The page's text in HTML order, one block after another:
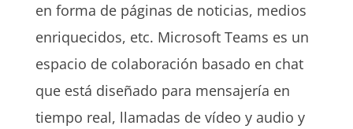
en forma de páginas de noticias, medios
enriquecidos, etc. Microsoft Teams es un
espacio de colaboración basado en chat
que está diseñado para mensajería en
tiempo real, llamadas de vídeo y audio y